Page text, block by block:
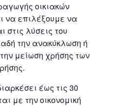
οικιακών
να επιλέξουμε να
στις λύσεις του
την ανακύκλωση ή
μείωση χρήσης των
έως τις 30
με την οικονομική